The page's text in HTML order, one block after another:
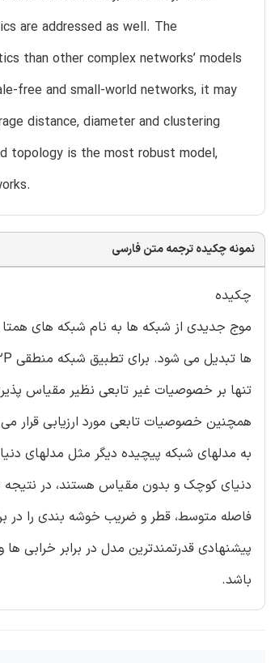
are addressed as well. The
than other complex networks’ models
free and small-world networks, it may
distance, diameter and clustering
topology is the most robust model,
نمونه چکیده ترجمه متن فارسی
چکیده
تنها بر خصوصیات غیر تابعی نظیر مقیاس
همچنین خصوصیات تابعی مورد ارزیابی قرار
به مدلهای شبکه پیچیده دیگر مثل مدلهای
دنیای کوچک و بدون مقیاس هستند، در نتیجه
پیشنهادی قدرتمندترین مدل در برابر
باشد.